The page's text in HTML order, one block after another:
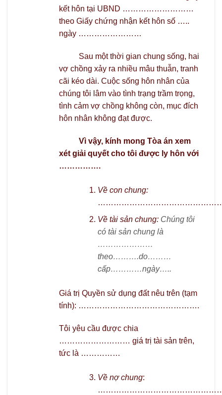
kết hôn tại UBND ………………………
theo Giấy chứng nhận kết hôn số …..
ngày ……………………
Sau một thời gian chung sống, hai
vợ chồng xảy ra nhiều mâu thuẫn, tranh
cãi kéo dài. Cuộc sống hôn nhân của
chúng tôi lâm vào tình trạng trầm trọng,
tình cảm vợ chồng không còn, mục đích
hôn nhân không đạt được.
Vì vậy, kính mong Tòa án xem
xét giải quyết cho tôi được ly hôn với
…………….
Về con chung:
Về tài sản chung: Chúng tôi
có tài sản chung là
…………………
theo……….do………
cấp…………ngày…..
Giá trị Quyền sử dụng đất nêu trên (tạm
tính): ……………………………………….
Tôi yêu cầu được chia
……………………… giá trị tài sản trên,
tức là ……………
Về nợ chung: